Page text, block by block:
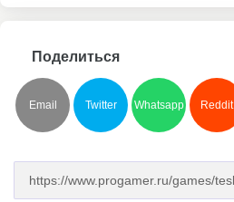
Поделиться
Email Twitter Whatsapp Reddit